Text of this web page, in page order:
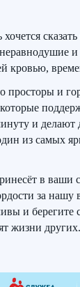
и
кровью,
просторы и
и делают
из самых
в ваши
за нашу
и берегите
жизни других.